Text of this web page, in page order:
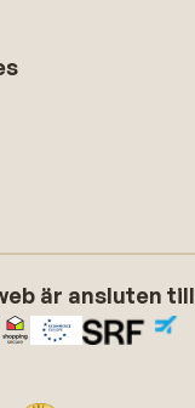
är ansluten till